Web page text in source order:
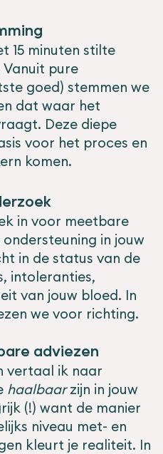
15 minuten stilte
pure
goed) stemmen we
dat waar het
Deze diepe
voor het proces en
komen.
in voor meetbare
in jouw
in de status van de
intoleranties,
van jouw bloed. In
we voor richting.
adviezen
vertaal ik naar
haalbaarzijn in jouw
(!) want de manier
niveau met- en
kleurt je realiteit. In